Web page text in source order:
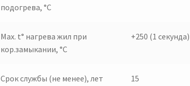
подогрева, °C
Max. t° нагрева жил при
кор.замыкании, °C
+250 (1 секунда)
Срок службы (не менее), лет 15